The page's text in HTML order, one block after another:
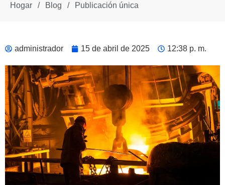
Hogar / Blog / Publicación única
administrador 15 de abril de 2025 12:38 p. m.